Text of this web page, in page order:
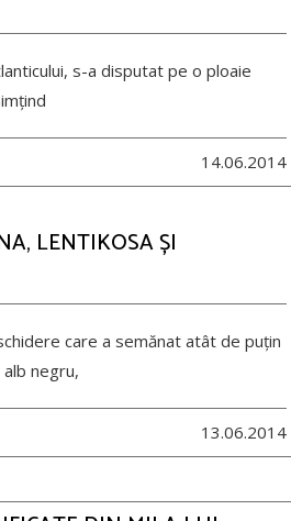
s-a disputat pe o ploaie
14.06.2014
LENTIKOSA ȘI
care a semănat atât de puțin
negru,
13.06.2014